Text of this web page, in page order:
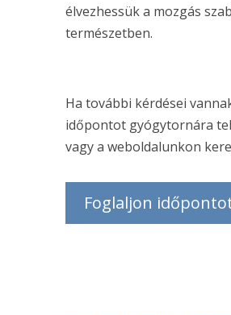
élvezhessük a mozgás
természetben.
Ha további kérdései
időpontot gyógytornára
vagy a weboldalunkon
Foglaljon